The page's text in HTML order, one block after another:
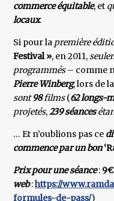
commerce équitable, et
locaux.
Si pour la première
Festival », en 2011,
programmés– comme
Pierre Winberg, lors de la
sont98films(62 longs-
projetés,239 séances
… Et n’oublions pas ce
commence par un bon
Prix pour une séance: 9€
web:https://
formules-de-pass/)